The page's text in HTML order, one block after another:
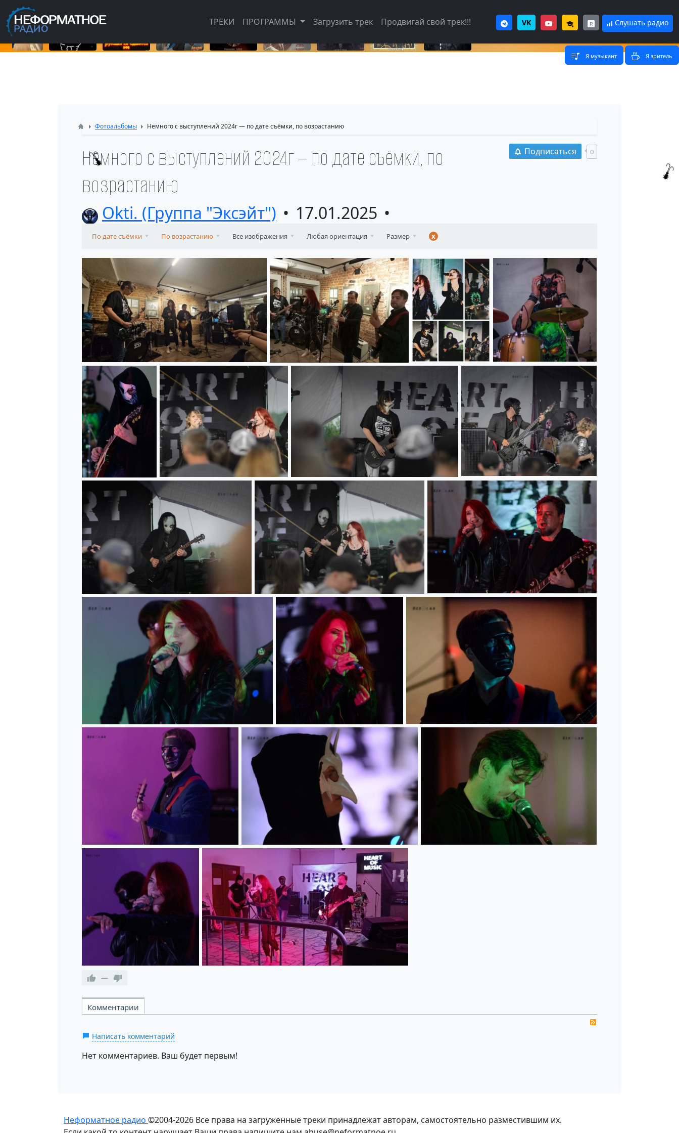
Как попасть в этот раздел???
ТРЕКИ ПРОГРАММЫ Загрузить трек Продвигай свой трек!!! VK Слушать радио
Я музыкант Я зритель
Фотоальбомы Немного с выступлений 2024г — по дате съёмки, по возрастанию
Подписаться 0
Немного с выступлений 2024г — по дате съёмки, по
возрастанию
Okti. (Группа "Эксэйт") 17.01.2025
По дате съёмки По возрастанию Все изображения Любая ориентация Размер x
—
Комментарии
Написать комментарий
Нет комментариев. Ваш будет первым!
Неформатное радио ©2004-2026 Все права на загруженные треки принадлежат авторам, самостоятельно разместившим их.